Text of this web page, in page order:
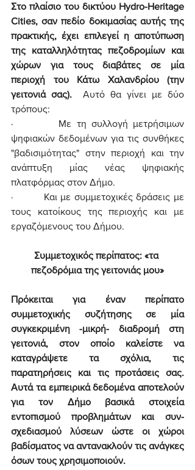
Στο πλαίσιο του δικτύου Hydro-Heritage
Cities, σαν πεδίο δοκιμασίας αυτής της
πρακτικής, έχει επιλεγεί η αποτύπωση
της καταλληλότητας πεζοδρομίων και
χώρων για τους διαβάτες σε μία
περιοχή του Κάτω Χαλανδρίου (την
γειτονιά σας). Αυτό θα γίνει με δύο
τρόπους:
·         Με τη συλλογή μετρήσιμων
ψηφιακών δεδομένων για τις συνθήκες
"βαδισιμότητας" στην περιοχή και την
ανάπτυξη μίας νέας ψηφιακής
πλατφόρμας στον Δήμο.
·         Και με συμμετοχικές δράσεις με
τους κατοίκους της περιοχής και με
εργαζόμενους του Δήμου.
Συμμετοχικός περίπατος: «τα
πεζοδρόμια της γειτονιάς μου»
Πρόκειται για έναν περίπατο
συμμετοχικής συζήτησης σε μία
συγκεκριμένη -μικρή- διαδρομή στη
γειτονιά, στον οποίο καλείστε να
καταγράψετε τα σχόλια, τις
παρατηρήσεις και τις προτάσεις σας.
Αυτά τα εμπειρικά δεδομένα αποτελούν
για τον Δήμο βασικά στοιχεία
εντοπισμού προβλημάτων και συν-
σχεδιασμού λύσεων ώστε οι χώροι
βαδίσματος να αντανακλούν τις ανάγκες
όσων τους χρησιμοποιούν.